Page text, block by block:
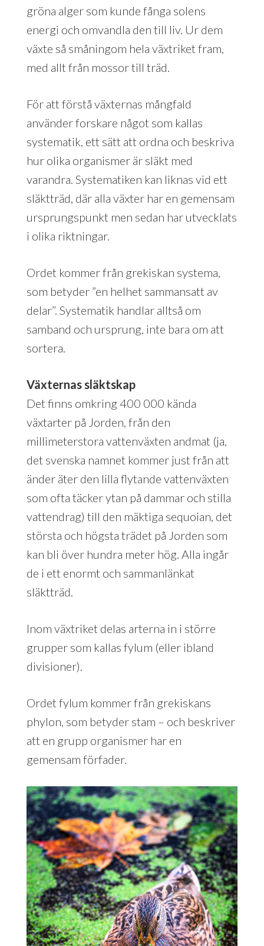
gröna alger som kunde fånga solens
energi och omvandla den till liv. Ur dem
växte så småningom hela växtriket fram,
med allt från mossor till träd.
För att förstå växternas mångfald
använder forskare något som kallas
systematik, ett sätt att ordna och beskriva
hur olika organismer är släkt med
varandra. Systematiken kan liknas vid ett
släktträd, där alla växter har en gemensam
ursprungspunkt men sedan har utvecklats
i olika riktningar.
Ordet kommer från grekiskan systema,
som betyder ”en helhet sammansatt av
delar”. Systematik handlar alltså om
samband och ursprung, inte bara om att
sortera.
Växternas släktskap
Det finns omkring 400 000 kända
växtarter på Jorden, från den
millimeterstora vattenväxten andmat (ja,
det svenska namnet kommer just från att
änder äter den lilla flytande vattenväxten
som ofta täcker ytan på dammar och stilla
vattendrag) till den mäktiga sequoian, det
största och högsta trädet på Jorden som
kan bli över hundra meter hög. Alla ingår
de i ett enormt och sammanlänkat
släktträd.
Inom växtriket delas arterna in i större
grupper som kallas fylum (eller ibland
divisioner).
Ordet fylum kommer från grekiskans
phylon, som betyder stam – och beskriver
att en grupp organismer har en
gemensam förfader.